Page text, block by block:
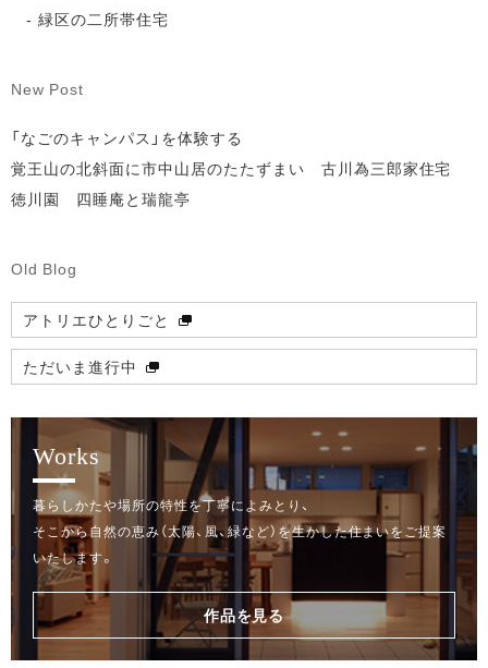
緑区の二所帯住宅
New Post
「なごのキャンパス」を体験する
覚王山の北斜面に市中山居のたたずまい 古川為三郎家住宅
徳川園 四睡庵と瑞龍亭
Old Blog
アトリエひとりごと
ただいま進行中
Works
暮らしかたや場所の特性を丁寧によみとり、
そこから自然の恵み（太陽、風、緑など）を生かした住まいをご提案
いたします。
作品を見る